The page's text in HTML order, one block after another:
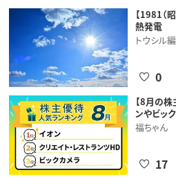
【1981（
熱発電
トウシル
0
【8月の
ンやビッ
福ちゃん
17